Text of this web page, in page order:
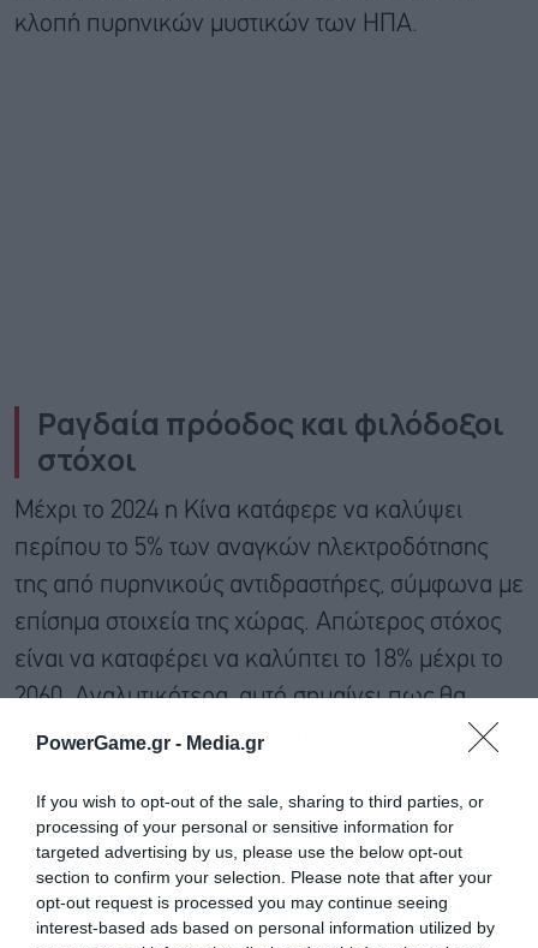
PowerGame.gr - Media.gr
If you wish to opt-out of the sale, sharing to third parties, or
processing of your personal or sensitive information for
targeted advertising by us, please use the below opt-out
section to confirm your selection. Please note that after your
opt-out request is processed you may continue seeing
interest-based ads based on personal information utilized by
κλοπή πυρηνικών μυστικών των ΗΠΑ.
Ραγδαία πρόοδος και φιλόδοξοι
στόχοι
Μέχρι το 2024 η Κίνα κατάφερε να καλύψει
περίπου το 5% των αναγκών ηλεκτροδότησης
της από πυρηνικούς αντιδραστήρες, σύμφωνα με
επίσημα στοιχεία της χώρας. Απώτερος στόχος
είναι να καταφέρει να καλύπτει το 18% μέχρι το
2060. Αναλυτικότερα, αυτό σημαίνει πως θα
πρέπει να φτάσει τα 200 γιγαβάτ (GW) πυρηνικής
τον μεγαλύτερο παραγωγό πυρηνικής ενέργειας
στον κόσμο. Μέχρι το 2030 σχεδιάζει να επιτύχει
έναν στόχο 120-150 GW πυρηνικής ισχύος. Η
Κίνα επικεντρώνεται επίσης στην ανάπτυξη